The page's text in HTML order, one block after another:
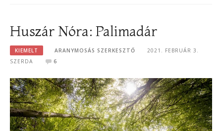
Huszár Nóra: Palimadár
KIEMELT ARANYMOSÁS SZERKESZTŐ
2021. FEBRUÁR 3.
SZERDA
6